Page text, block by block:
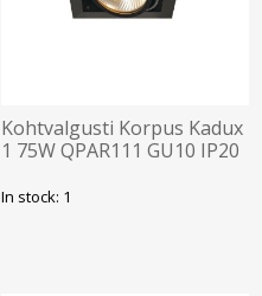
Kohtvalgusti Korpus Kadux
1 75W QPAR111 GU10 IP20
In stock: 1